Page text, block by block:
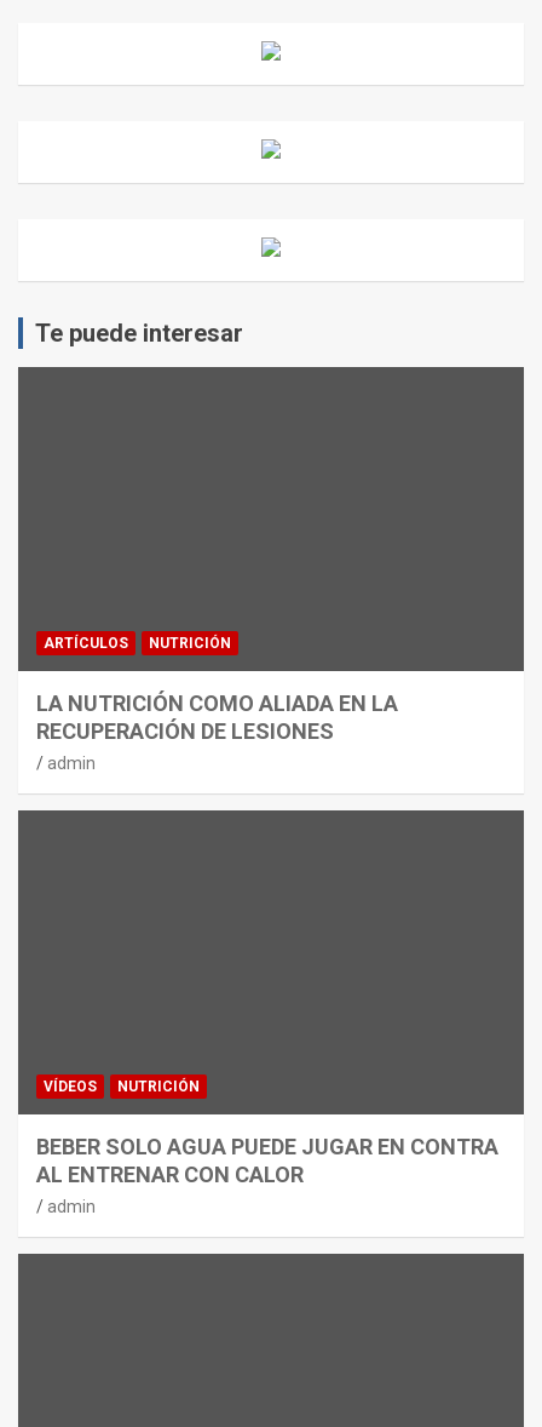
Te puede interesar
ARTÍCULOS NUTRICIÓN
LA NUTRICIÓN COMO ALIADA EN LA
RECUPERACIÓN DE LESIONES
admin
VÍDEOS NUTRICIÓN
BEBER SOLO AGUA PUEDE JUGAR EN CONTRA
AL ENTRENAR CON CALOR
admin